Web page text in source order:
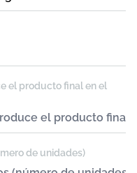
el producto final en el
de unidades)